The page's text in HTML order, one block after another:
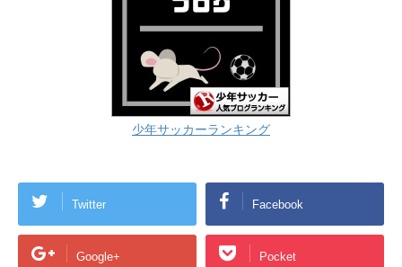
少年サッカーランキング
Twitter Facebook
Google+ Pocket